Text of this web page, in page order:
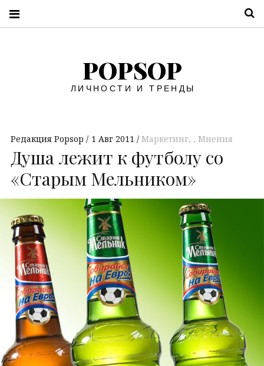
POPSOP
ЛИЧНОСТИ И ТРЕНДЫ
Редакция Popsop 1 Авг 2011 Маркетинг, Мнения
Душа лежит к футболу со
«Старым Мельником»